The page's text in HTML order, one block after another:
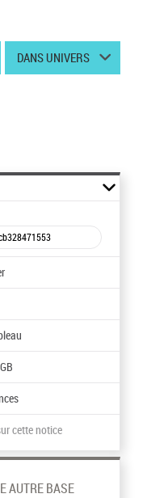
DANS UNIVERS
cette notice
AUTRE BASE